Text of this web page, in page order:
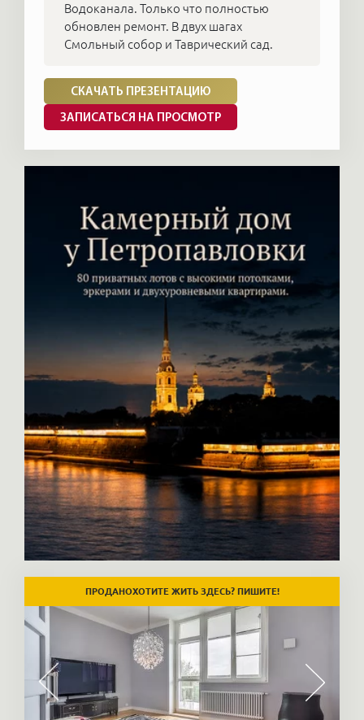
Водоканала. Только что полностью
обновлен ремонт. В двух шагах
Смольный собор и Таврический сад.
СКАЧАТЬ ПРЕЗЕНТАЦИЮ
ЗАПИСАТЬСЯ НА ПРОСМОТР
ПРОДАНОХОТИТЕ ЖИТЬ ЗДЕСЬ? ПИШИТЕ!